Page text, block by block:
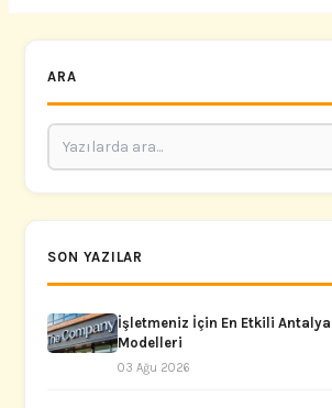
ARA
SON YAZILAR
İşletmeniz İçin En Etkili Antalya
Modelleri
03 Ağu 2026